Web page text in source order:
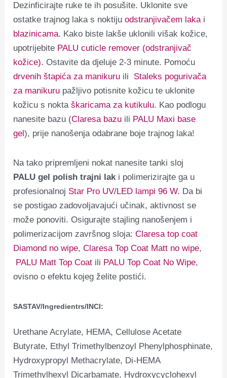
Dezinficirajte ruke te ih posušite. Uklonite sve
ostatke trajnog laka s noktijuodstranjivačem lakai
blazinicama. Kako biste lakše uklonili višak kožice,
upotrijebite PALU cuticle remover (odstranjivač
kožice). Ostavite da djeluje 2-3 minute. Pomoću
drvenih štapića za manikuru ili Staleks pogurivača
za manikuru pažljivo potisnite kožicu te uklonite
kožicu s noktaškaricama za kutikulu. Kao podlogu
nanesite bazu (Claresa bazu ili PALU Maxi base
gel), prije nanošenja odabrane boje trajnog laka!
Na tako pripremljeni nokat nanesite tanki sloj
PALU gel polish trajni lak i polimerizirajte ga u
profesionalnoj Star Pro UV/LED lampi 96 W. Da bi
se postigao zadovoljavajući učinak, aktivnost se
može ponoviti. Osigurajte stajling nanošenjem i
polimerizacijom završnog sloja:Claresa top coat
Diamond no wipe,Claresa Top Coat Matt no wipe,
PALU Matt Top Coat ili PALU Top Coat No Wipe,
ovisno o efektu kojeg želite postići.
SASTAV/Ingredientrs/INCI:
Urethane Acrylate, HEMA, Cellulose Acetate
Butyrate, Ethyl Trimethylbenzoyl Phenylphosphinate,
Hydroxypropyl Methacrylate, Di-HEMA
Trimethylhexyl Dicarbamate, Hydroxycyclohexyl